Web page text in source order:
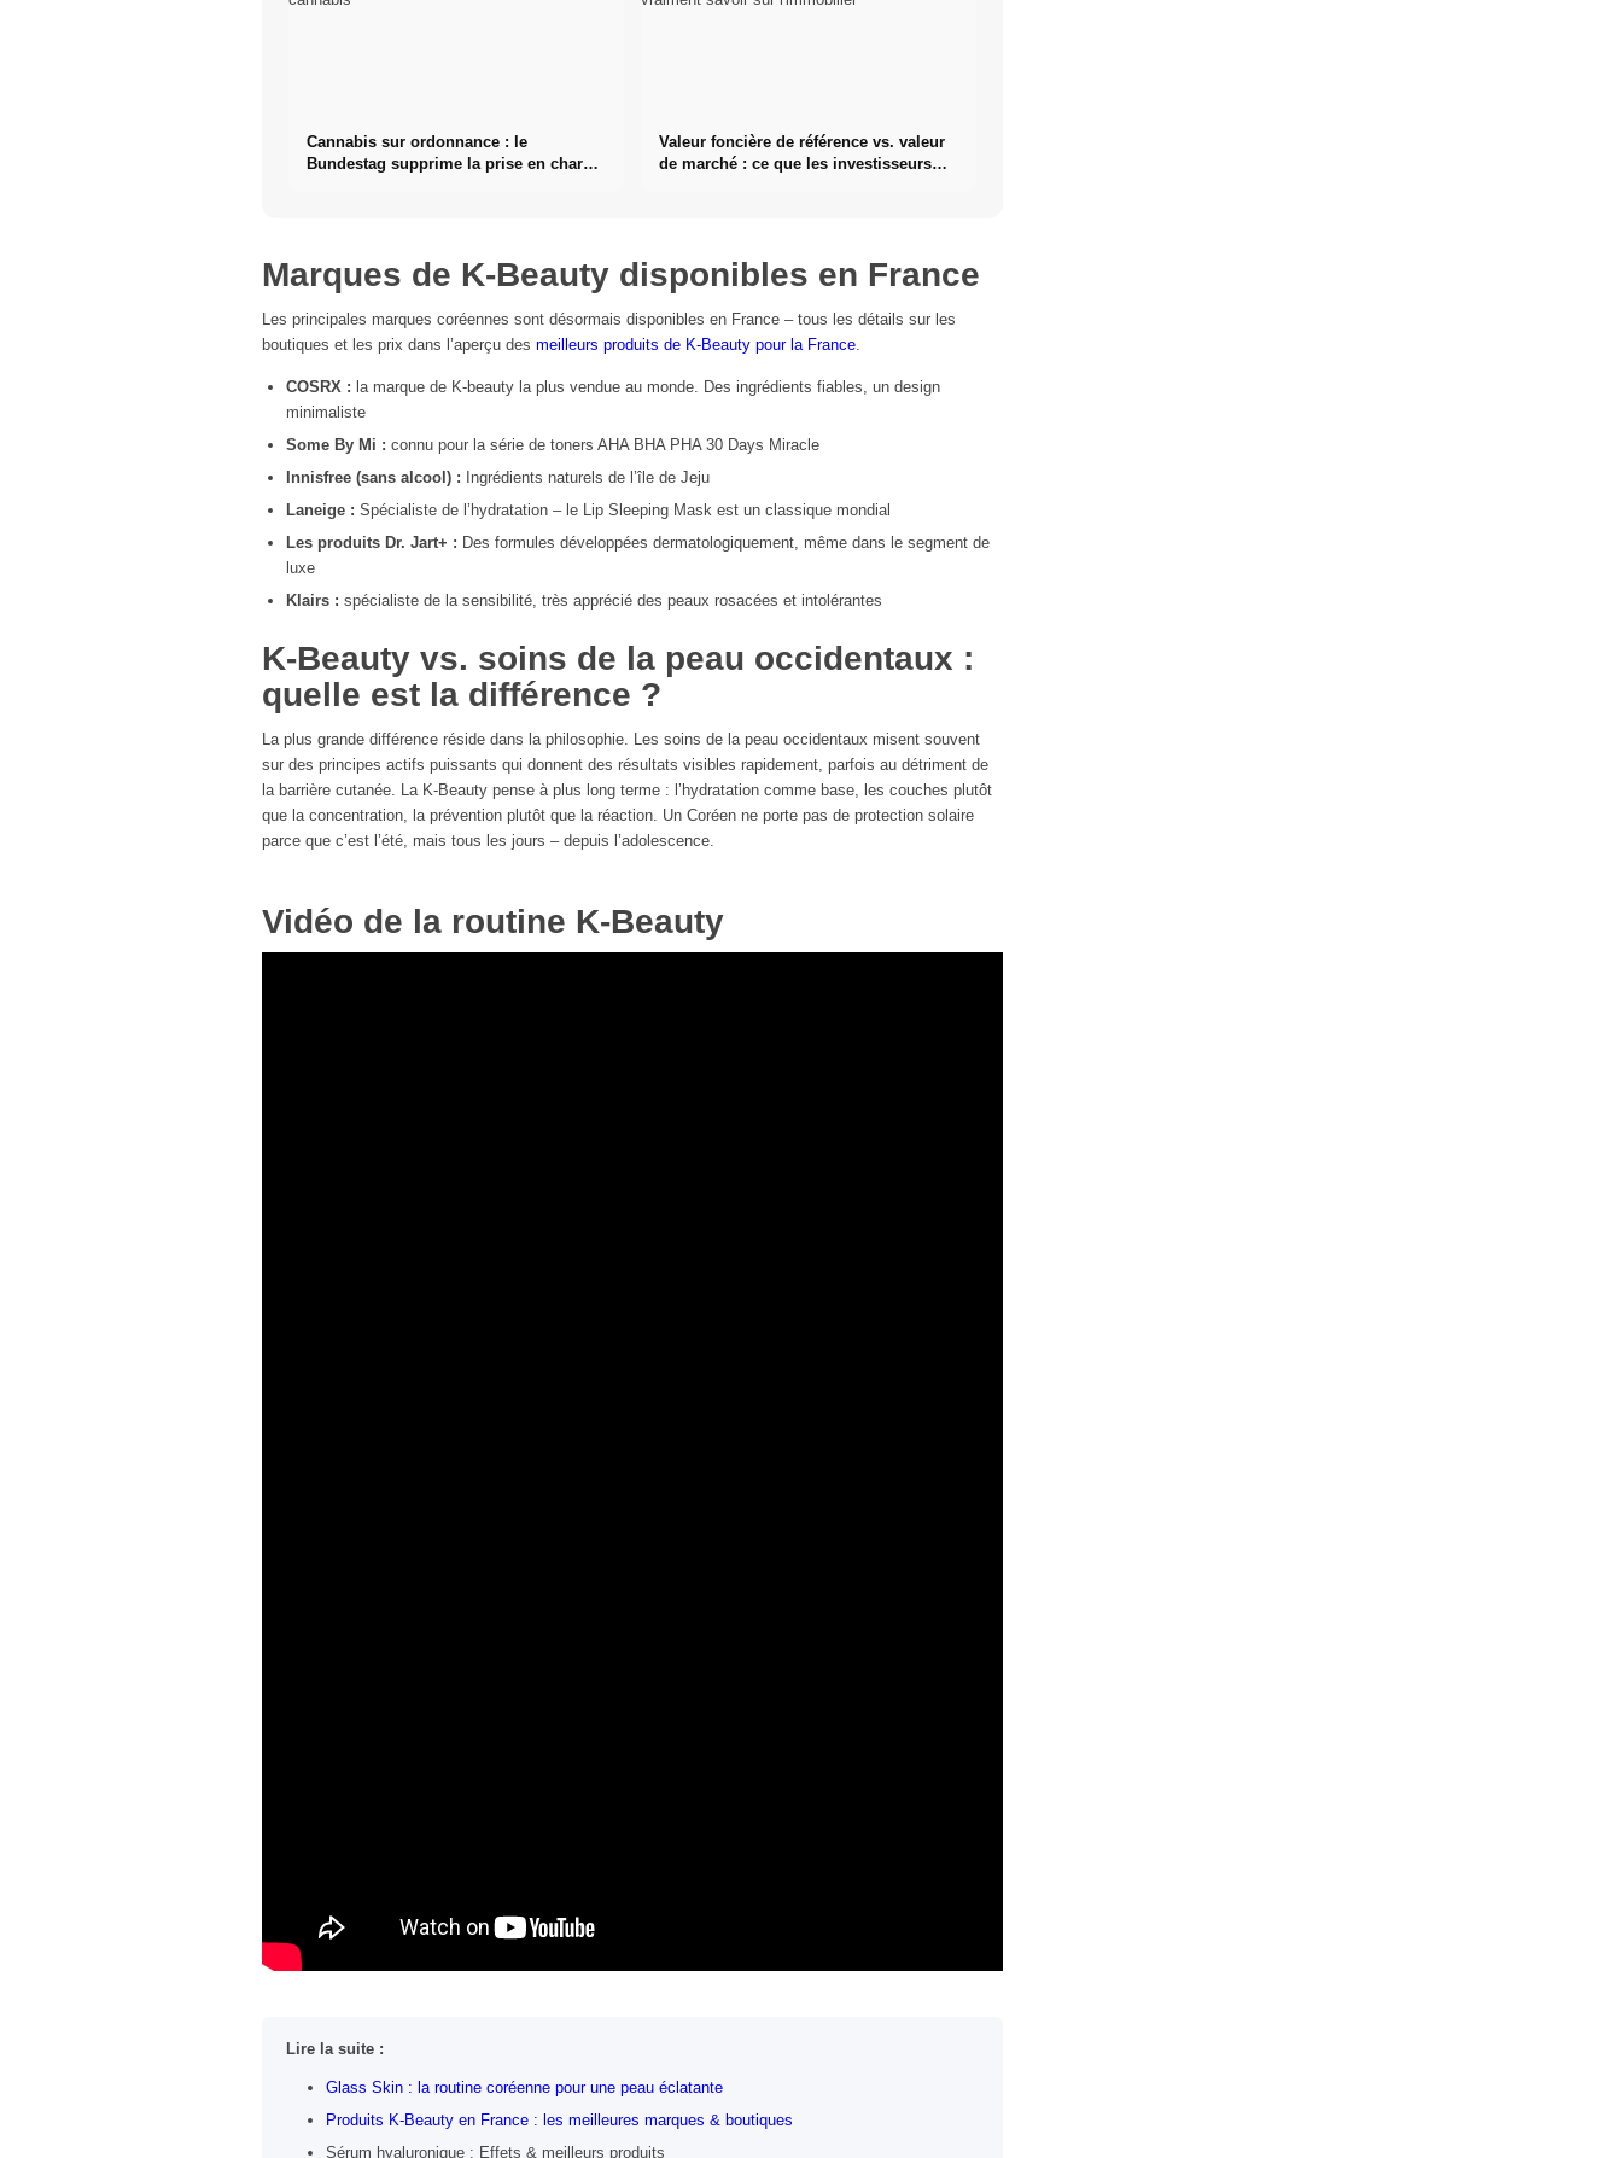
Cannabis sur ordonnance : le
Bundestag supprime la prise en charge
Valeur foncière de référence vs. valeur
de marché : ce que les investisseurs
Marques de K-Beauty disponibles en France
Les principales marques coréennes sont désormais disponibles en France – tous les détails sur les
boutiques et les prix dans l’aperçu des meilleurs produits de K-Beauty pour la France.
COSRX : la marque de K-beauty la plus vendue au monde. Des ingrédients fiables, un design
minimaliste
Some By Mi : connu pour la série de toners AHA BHA PHA 30 Days Miracle
Innisfree (sans alcool) : Ingrédients naturels de l’île de Jeju
Laneige : Spécialiste de l’hydratation – le Lip Sleeping Mask est un classique mondial
Les produits Dr. Jart+ : Des formules développées dermatologiquement, même dans le segment de
luxe
Klairs : spécialiste de la sensibilité, très apprécié des peaux rosacées et intolérantes
K-Beauty vs. soins de la peau occidentaux :
quelle est la différence ?
La plus grande différence réside dans la philosophie. Les soins de la peau occidentaux misent souvent
sur des principes actifs puissants qui donnent des résultats visibles rapidement, parfois au détriment de
la barrière cutanée. La K-Beauty pense à plus long terme : l’hydratation comme base, les couches plutôt
que la concentration, la prévention plutôt que la réaction. Un Coréen ne porte pas de protection solaire
parce que c’est l’été, mais tous les jours – depuis l’adolescence.
Vidéo de la routine K-Beauty
Lire la suite :
Glass Skin : la routine coréenne pour une peau éclatante
Produits K-Beauty en France : les meilleures marques & boutiques
Sérum hyaluronique : Effets & meilleurs produits